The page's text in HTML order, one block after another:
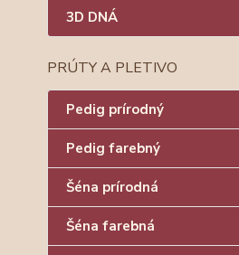
3D DNÁ
PRÚTY A PLETIVO
Pedig prírodný
Pedig farebný
Šéna prírodná
Šéna farebná